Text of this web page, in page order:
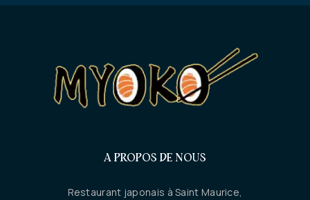
A PROPOS DE NOUS
Restaurant japonais à Saint Maurice,